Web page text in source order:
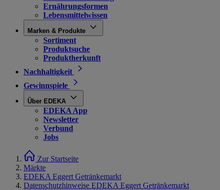
Ernährungsformen
Lebensmittelwissen
Marken & Produkte
Sortiment
Produktsuche
Produktherkunft
Nachhaltigkeit
Gewinnspiele
Über EDEKA
EDEKA App
Newsletter
Verbund
Jobs
Zur Startseite
Märkte
EDEKA Eggert Getränkemarkt
Datenschutzhinweise EDEKA Eggert Getränkemarkt